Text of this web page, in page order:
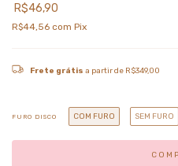
R$46,90
R$44,56 com Pix
Frete grátis a partir de R$349,00
FURO DISCO COM FURO SEM FURO